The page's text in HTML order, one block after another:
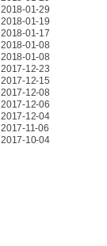
2018-01-29
2018-01-19
2018-01-17
2018-01-08
2018-01-08
2017-12-23
2017-12-15
2017-12-08
2017-12-06
2017-12-04
2017-11-06
2017-10-04